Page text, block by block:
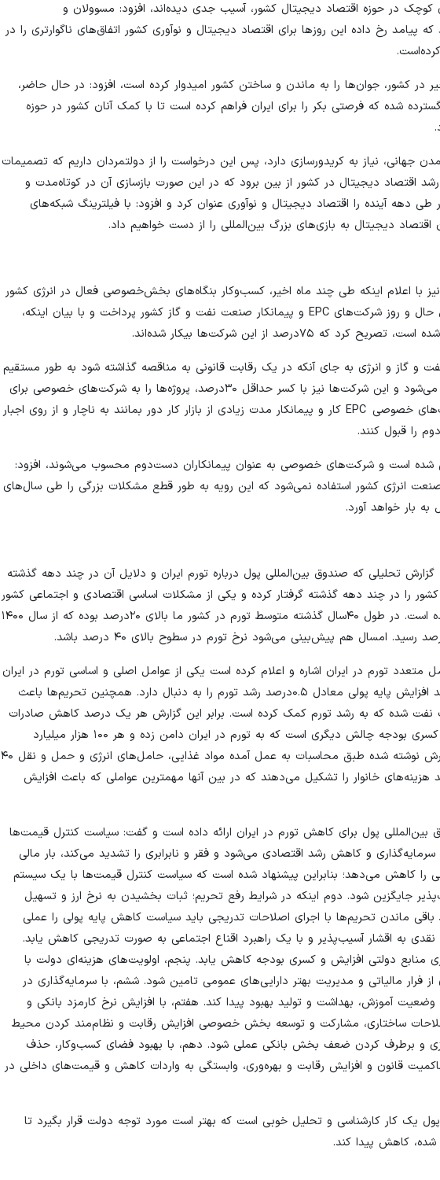
کوچک در حوزه اقتصاد دیجیتال کشور، آسیب جدی دیده‌اند، افزود: مسوولان و
رخ داده این روزها برای اقتصاد دیجیتال و نوآوری کشور اتفاق‌های ناگوارتری را در
در کشور، جوان‌ها را به ماندن و ساختن کشور امیدوار کرده‌ است، افزود: در حال حاضر،
شده که فرصتی بکر را برای ایران فراهم کرده است تا با کمک آنان کشور در حوزه
جهانی، نیاز به کریدورسازی دارد، پس این درخواست را از دولتمردان داریم که تصمیمات
اقتصاد دیجیتال در کشور از بین برود که در این صورت بازسازی آن در کوتاه‌مدت و
آینده را اقتصاد دیجیتال و نوآوری عنوان کرد و افزود: با فیلترینگ شبکه‌های
دیجیتال به بازی‌های بزرگ بین‌المللی را از دست خواهیم داد.
با اعلام اینکه طی چند ماه اخیر، کسب‌وکار بنگاه‌های بخش‌خصوصی فعال در انرژی کشور
با بحران جدی در ادامه فعالیت‌ها مواجه شده است، به تحلیل حال و روز شرکت‌های EPC و پیمانکار صنعت نفت و گاز کشور پرداخت و با بیان اینکه،
از این شرکت‌ها بیکار شده‌اند.
و گاز و انرژی به جای آنکه در یک رقابت قانونی به مناقصه گذاشته شود به طور مستقیم
به شرکت‌های دولتی، خصولتی و صندوق‌های بازنشستگی داده می‌شود و این شرکت‌ها نیز با کسر حداقل ۳۰درصد، پروژه‌ها را به شرکت‌های خصوصی برای
انجام کار می‌دهند که این رویه باعث شده تا بسیاری از شرکت‌های خصوصی EPC کار و پیمانکار مدت زیادی از بازار کار دور بمانند به ناچار و از روی اجبار
را قبول کنند.
است و شرکت‌های خصوصی به عنوان پیمانکاران دست‌دوم محسوب می‌شوند، افزود:
کشور استفاده نمی‌شود که این رویه به طور قطع مشکلات بزرگی را طی سال‌های
به بار خواهد آورد.
تحلیلی که صندوق بین‌المللی پول درباره تورم ایران و دلایل آن در چند دهه گذشته
را در چند دهه گذشته گرفتار کرده و یکی از مشکلات اساسی اقتصادی و اجتماعی کشور
بوده که به گسترش فقر و تشدید تنش‌های اجتماعی منجر شده است. در طول ۴۰سال گذشته متوسط تورم در کشور ما بالای ۲۰درصد بوده که از سال ۱۴۰۰
متعدد تورم در ایران اشاره و اعلام کرده است یکی از عوامل اصلی و اساسی تورم در ایران
پدیده رشد پایه پولی است؛ در گزارش نوشته شده هر یک درصد افزایش پایه پولی معادل ۰.۵درصد رشد تورم را به دنبال دارد. همچنین تحریم‌ها باعث
نفت شده که به رشد تورم کمک کرده است. برابر این گزارش هر یک درصد کاهش صادرات
نفت باعث افزایش ۰.۳۵ درصد تورم شده است. علاوه بر این، کسری بودجه چالش دیگری است که به تورم در ایران دامن زده و هر ۱۰۰ هزار میلیارد
تومان کسری نرخ تورم را ۲ درصد بالا ‌می‌برد. همچنین در گزارش نوشته شده طبق محاسبات به عمل آمده مواد غذایی، حامل‌های انرژی و حمل و نقل ۴۰
درصد و سایر مصارف حدود ۳۰ درصد سبد هزینه‌های خانوار را تشکیل ‌می‌دهند که در بین آنها مهمترین عواملی که باعث افزایش
‌بین‌المللی پول برای کاهش تورم در ایران ارائه داده است و گفت: سیاست کنترل قیمت‌ها
و کاهش رشد اقتصادی ‌می‌شود و فقر و نابرابری را تشدید ‌می‌کند، بار مالی
کاهش ‌می‌دهد؛ بنابراین پیشنهاد شده است که سیاست کنترل قیمت‌ها با یک سیستم
جایگزین شود. دوم اینکه در شرایط رفع تحریم‌؛ ثبات بخشیدن به نرخ ارز و تسهیل
ماندن تحریم‌ها با اجرای اصلاحات تدریجی باید سیاست کاهش پایه پولی را عملی
به اقشار آسیب‌پذیر و با یک راهبرد اقناع اجتماعی به صورت تدریجی کاهش یابد.
منابع دولتی افزایش و کسری بودجه کاهش یابد. پنجم، اولویت‌های هزینه‌ای دولت با
فرار مالیاتی و مدیریت بهتر دارایی‌های عمومی تامین شود. ششم، با ‌سرمایه‌گذاری در
آموزش، بهداشت و تولید بهبود پیدا کند. هفتم، با افزایش نرخ کارمزد بانکی و
ساختاری، مشارکت و توسعه بخش خصوصی افزایش رقابت و نظام‌مند کردن محیط
و برطرف کردن ضعف بخش بانکی عملی شود. دهم، با بهبود فضای کسب‌وکار، حذف
قانون و افزایش رقابت و بهره‌وری، وابستگی به واردات کاهش و قیمت‌های داخلی در
یک کار کارشناسی و تحلیل خوبی است که بهتر است مورد توجه دولت قرار بگیرد تا
کاهش پیدا کند.